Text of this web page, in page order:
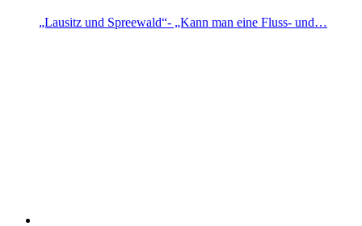
„Lausitz und Spreewald“- „Kann man eine Fluss- und…